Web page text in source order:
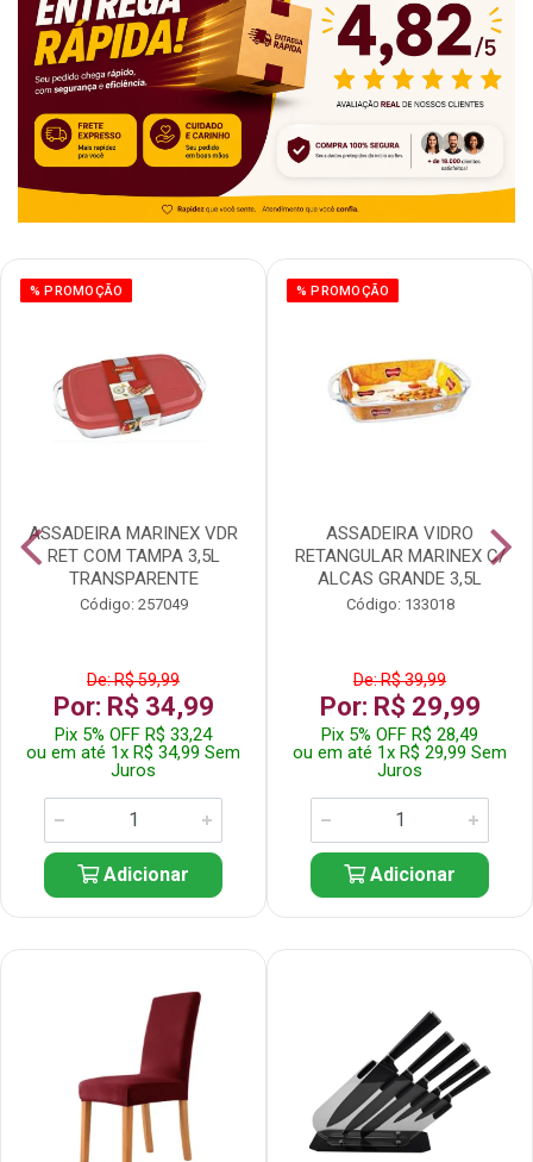
% PROMOÇÃO
ASSADEIRA MARINEX VDR
RET COM TAMPA 3,5L
TRANSPARENTE
Código: 257049
De: R$ 59,99
Por: R$ 34,99
Pix 5% OFF R$ 33,24
ou em até 1x R$ 34,99 Sem
Juros
Adicionar
% PROMOÇÃO
ASSADEIRA VIDRO
RETANGULAR MARINEX C/
ALCAS GRANDE 3,5L
Código: 133018
De: R$ 39,99
Por: R$ 29,99
Pix 5% OFF R$ 28,49
ou em até 1x R$ 29,99 Sem
Juros
Adicionar